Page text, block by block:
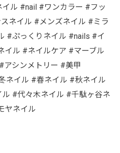
ル #nail #ワンカラー #フッ
ネイル #メンズネイル #ミラ
#ぷっくりネイル #nails #イ
イル #ネイルケア #マーブル
アシンメトリー #美甲
ネイル #春ネイル #秋ネイル
#代々木ネイル #千駄ヶ谷ネ
ヤネイル